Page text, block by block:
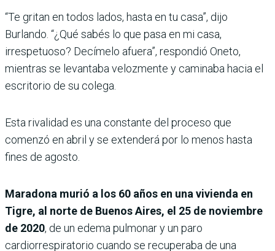
“Te gritan en todos lados, hasta en tu casa”, dijo
Burlando. “¿Qué sabés lo que pasa en mi casa,
irrespetuoso? Decímelo afuera”, respondió Oneto,
mientras se levantaba velozmente y caminaba hacia el
escritorio de su colega.
Esta rivalidad es una constante del proceso que
comenzó en abril y se extenderá por lo menos hasta
fines de agosto.
Maradona murió a los 60 años en una vivienda en
Tigre, al norte de Buenos Aires, el 25 de noviembre
de 2020, de un edema pulmonar y un paro
cardiorrespiratorio cuando se recuperaba de una